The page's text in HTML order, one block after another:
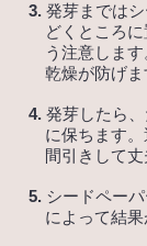
3. 発芽までは
どくところ
う注意しま
乾燥が防げま
4. 発芽したら
に保ちます
間引きして丈
5. シードペー
によって結果